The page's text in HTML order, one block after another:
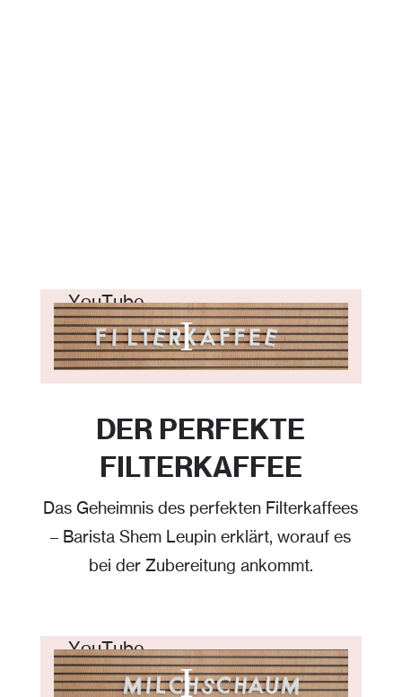
Mit dem Laden des Videos akzeptieren Sie die Datenschutzerklärung von YouTube.
Mehr erfahren
Video laden
YouTube immer entsperren
DER PERFEKTE
FILTERKAFFEE
Das Geheimnis des perfekten Filterkaffees
– Barista Shem Leupin erklärt, worauf es
bei der Zubereitung ankommt.
Mit dem Laden des Videos akzeptieren Sie die Datenschutzerklärung von YouTube.
Mehr erfahren
Video laden